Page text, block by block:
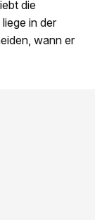
die
in der
wann er